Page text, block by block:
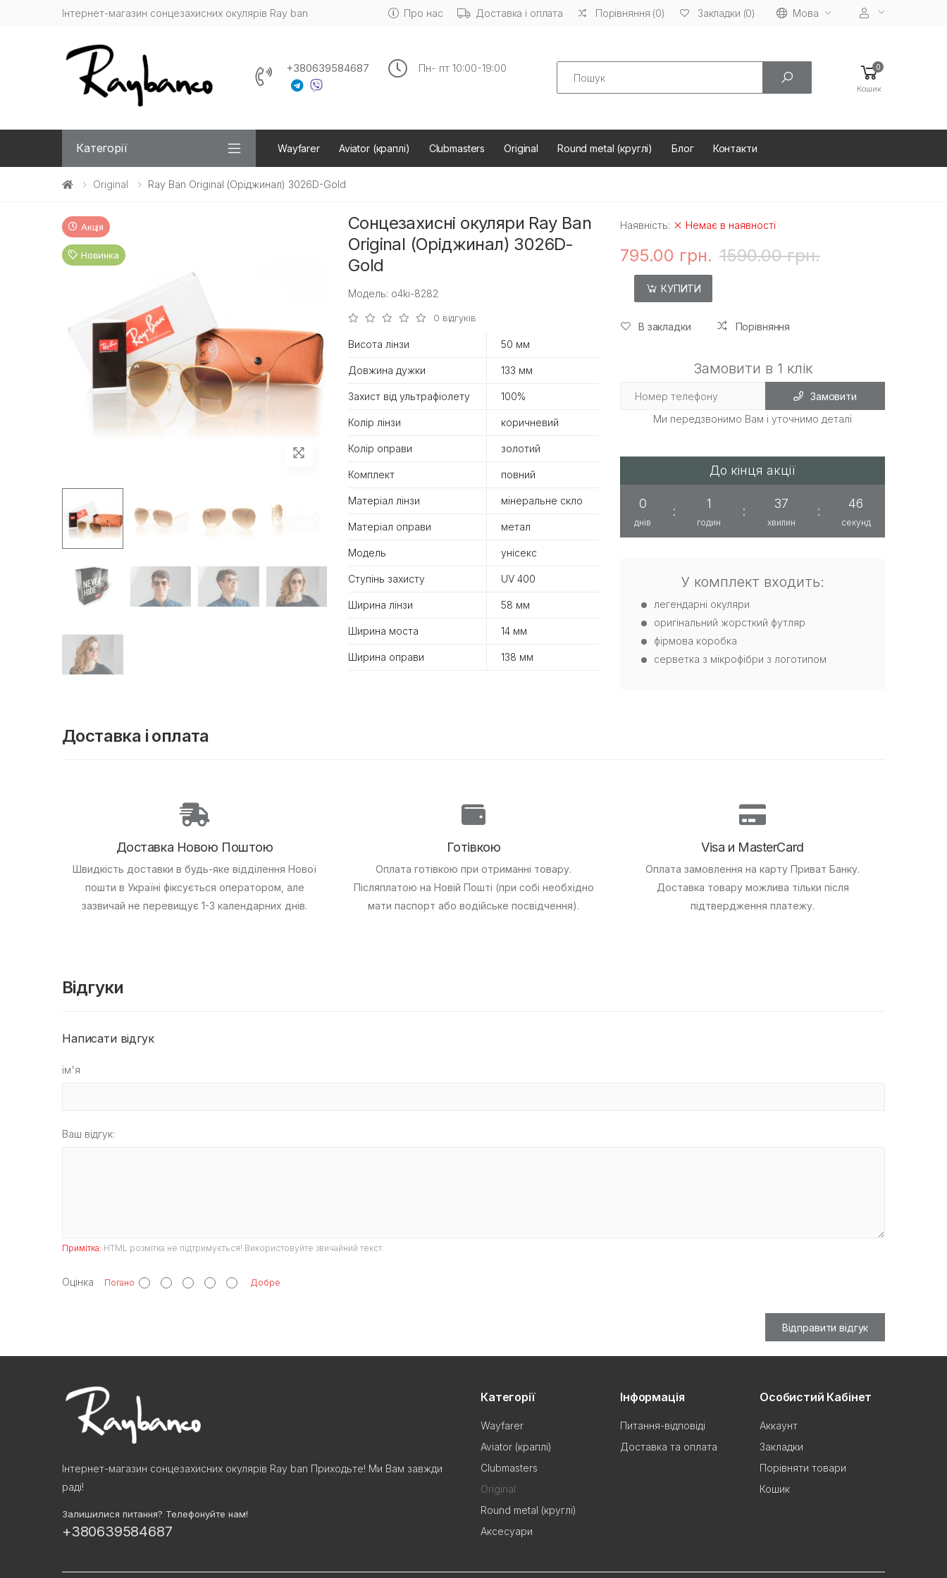
Інтернет-магазин сонцезахисних окулярів Ray ban Про нас Доставка і оплата Порівняння (0) Закладки (0) Мова
+380639584687 Пн- пт 10:00-19:00 Search 0
Кошик
Категорії Wayfarer Aviator (краплі) Clubmasters Original Round metal (круглі) Блог Контакти
Original Ray Ban Original (Оріджинал) 3026D-Gold
Акція
Новинка
Сонцезахисні окуляри Ray Ban
Original (Оріджинал) 3026D-
Gold
Модель: o4ki-8282
0 відгуків
Висота лінзи 50 мм
Довжина дужки 133 мм
Захист від ультрафіолету 100%
Колір лінзи коричневий
Колір оправи золотий
Комплект повний
Матеріал лінзи мінеральне скло
Матеріал оправи метал
Модель унісекс
Ступінь захисту UV 400
Ширина лінзи 58 мм
Ширина моста 14 мм
Ширина оправи 138 мм
Наявність: Немає в наявності
795.00 грн. 1590.00 грн.
КУПИТИ
В закладки Порівняння
Замовити в 1 клік
Замовити
Ми передзвонимо Вам і уточнимо деталі
До кінця акції
0
днів
:
1
годин
:
37
хвилин
:
46
секунд
У комплект входить:
легендарні окуляри
оригінальний жорсткий футляр
фірмова коробка
серветка з мікрофібри з логотипом
Доставка і оплата
Доставка Новою Поштою
Швидкість доставки в будь-яке відділення Нової
пошти в Україні фіксується оператором, але
зазвичай не перевищує 1-3 календарних днів.
Готівкою
Оплата готівкою при отриманні товару.
Післяплатою на Новій Пошті (при собі необхідно
мати паспорт або водійське посвідчення).
Visa и MasterCard
Оплата замовлення на карту Приват Банку.
Доставка товару можлива тільки після
підтвердження платежу.
Відгуки
Написати відгук
ім'я
Ваш відгук:
Примітка: HTML розмітка не підтримується! Використовуйте звичайний текст.
Оцінка Погано Добре
Відправити відгук
Інтернет-магазин сонцезахисних окулярів Ray ban Приходьте! Ми Вам завжди
раді!
Залишилися питання? Телефонуйте нам!
+380639584687
Категорії
Wayfarer
Aviator (краплі)
Clubmasters
Original
Round metal (круглі)
Аксесуари
Інформація
Питання-відповіді
Доставка та оплата
Особистий Кабінет
Аккаунт
Закладки
Порівняти товари
Кошик